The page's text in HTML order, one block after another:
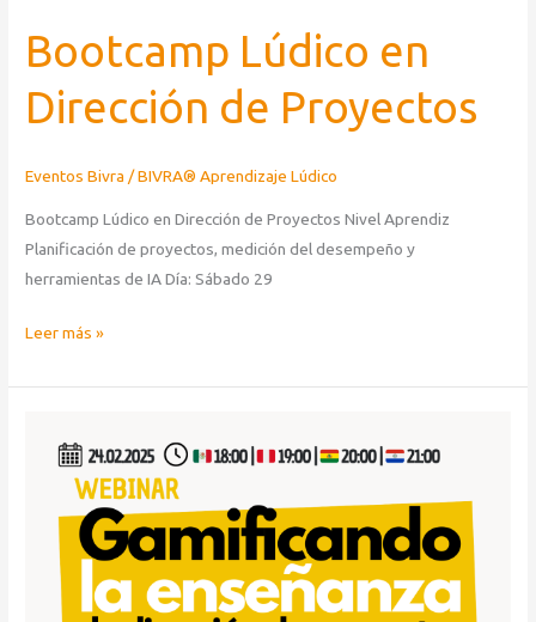
Bootcamp Lúdico en
Dirección de Proyectos
Eventos Bivra /BIVRA® Aprendizaje Lúdico
Bootcamp Lúdico en Dirección de Proyectos Nivel Aprendiz
Planificación de proyectos, medición del desempeño y
herramientas de IA Día: Sábado 29
Leer más »
Gamificando
enseñanza
dirección